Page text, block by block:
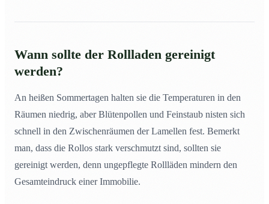
Sollte ich bei jedem Fensterputz den Rollladen
reinigen?
Wann sollte der Rollladen gereinigt
werden?
An heißen Sommertagen halten sie die Temperaturen in den
Räumen niedrig, aber Blütenpollen und Feinstaub nisten sich
schnell in den Zwischenräumen der Lamellen fest. Bemerkt
man, dass die Rollos stark verschmutzt sind, sollten sie
gereinigt werden, denn ungepflegte Rollläden mindern den
Gesamteindruck einer Immobilie.